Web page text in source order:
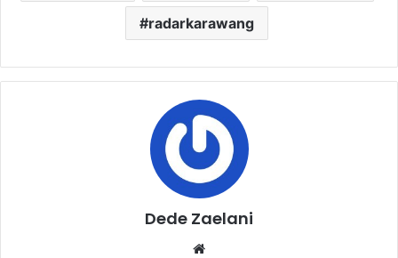
radarkarawang
Dede Zaelani